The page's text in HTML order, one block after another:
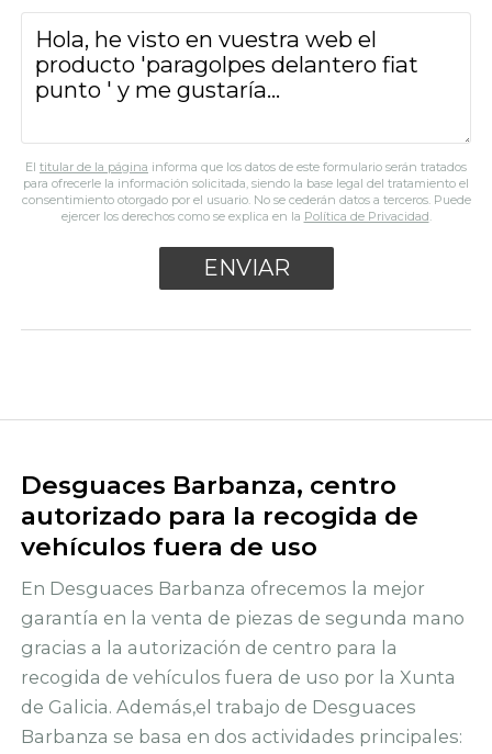
El titular de la página informa que los datos de este formulario serán tratados
para ofrecerle la información solicitada, siendo la base legal del tratamiento el
consentimiento otorgado por el usuario. No se cederán datos a terceros. Puede
ejercer los derechos como se explica en la Política de Privacidad.
Desguaces Barbanza, centro
autorizado para la recogida de
vehículos fuera de uso
En Desguaces Barbanza ofrecemos la mejor
garantía en la venta de piezas de segunda mano
gracias a la autorización de centro para la
recogida de vehículos fuera de uso por la Xunta
de Galicia. Además,el trabajo de Desguaces
Barbanza se basa en dos actividades principales: